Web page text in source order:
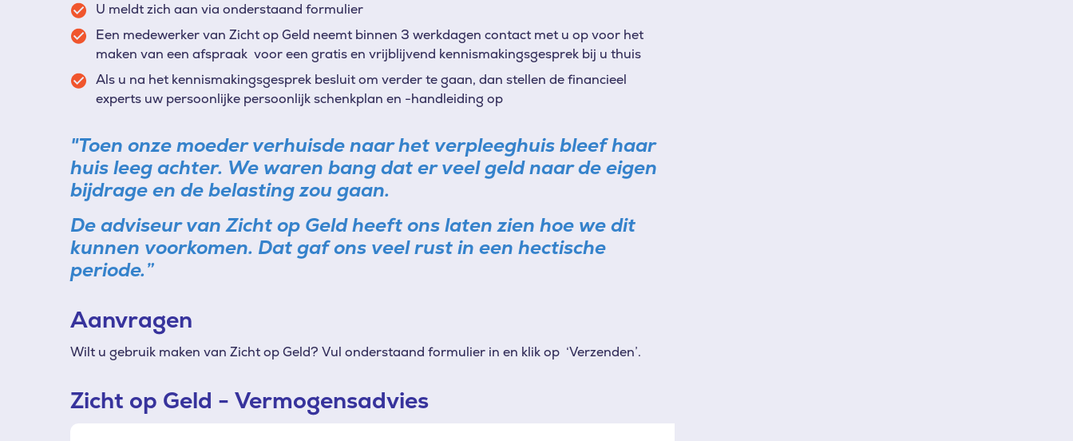
U meldt zich aan via onderstaand formulier
Een medewerker van Zicht op Geld neemt binnen 3 werkdagen contact met u op voor het
maken van een afspraak voor een gratis en vrijblijvend kennismakingsgesprek bij u thuis
Als u na het kennismakingsgesprek besluit om verder te gaan, dan stellen de financieel
experts uw persoonlijke persoonlijk schenkplan en -handleiding op
"Toen onze moeder verhuisde naar het verpleeghuis bleef haar
huis leeg achter. We waren bang dat er veel geld naar de eigen
bijdrage en de belasting zou gaan.
De adviseur van Zicht op Geld heeft ons laten zien hoe we dit
kunnen voorkomen. Dat gaf ons veel rust in een hectische
periode.”
Aanvragen
Wilt u gebruik maken van Zicht op Geld? Vul onderstaand formulier in en klik op ‘Verzenden’.
Zicht op Geld - Vermogensadvies